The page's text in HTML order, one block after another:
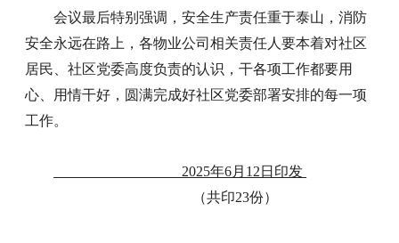
会议最后特别强调，安全生产责任重于泰山，消防
安全永远在路上，各物业公司相关责任人要本着对社区
居民、社区党委高度负责的认识，干各项工作都要用
心、用情干好，圆满完成好社区党委部署安排的每一项
工作。
2025年6月12日印发
（共印23份）